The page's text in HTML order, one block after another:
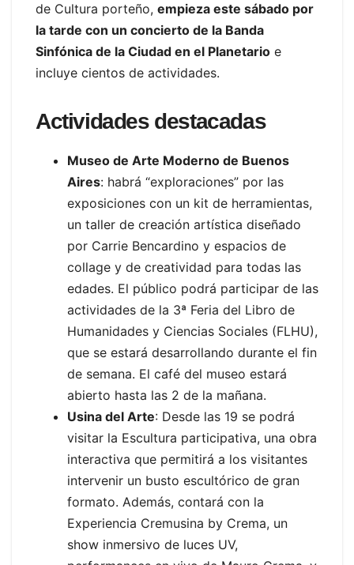
de Cultura porteño, empieza este sábado por
la tarde con un concierto de la Banda
Sinfónica de la Ciudad en el Planetario e
incluye cientos de actividades.
Actividades destacadas
Museo de Arte Moderno de Buenos
Aires: habrá “exploraciones” por las
exposiciones con un kit de herramientas,
un taller de creación artística diseñado
por Carrie Bencardino y espacios de
collage y de creatividad para todas las
edades. El público podrá participar de las
actividades de la 3ª Feria del Libro de
Humanidades y Ciencias Sociales (FLHU),
que se estará desarrollando durante el fin
de semana. El café del museo estará
abierto hasta las 2 de la mañana.
Usina del Arte: Desde las 19 se podrá
visitar la Escultura participativa, una obra
interactiva que permitirá a los visitantes
intervenir un busto escultórico de gran
formato. Además, contará con la
Experiencia Cremusina by Crema, un
show inmersivo de luces UV,